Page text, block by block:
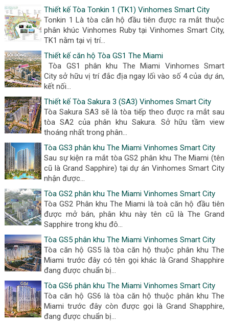
Thiết kế Tòa Tonkin 1 (TK1) Vinhomes Smart City
Tonkin 1 Là tòa căn hộ đầu tiên được ra mắt thuộc
phân khúc Vinhomes Ruby tại Vinhomes Smart City,
TK1 nằm tại vị trí...
Thiết kế căn hộ Tòa GS1 The Miami
Tòa GS1 phân khu The Miami Vinhomes Smart
City sở hữu vị trí đắc địa ngay lối vào số 4 của dự án,
kết nối...
Thiết kế Tòa Sakura 3 (SA3) Vinhomes Smart City
Tòa Sakura SA3 sẽ là tòa tiếp theo được ra mắt sau
tòa SA2 của phân khu Sakura. Sở hữu tầm view
thoáng nhất trong phân...
Tòa GS3 phân khu The Miami Vinhomes Smart City
Sau sự kiện ra mắt tòa GS2 phân khu The Miami (tên
cũ là Grand Sapphire) tại dự án Vinhomes Smart City
nhận được...
Tòa GS2 phân khu The Miami Vinhomes Smart City
Tòa GS2 Phân khu The Miami là toà căn hộ đầu tiên
được mở bán, phân khu này tên cũ là The Grand
Sapphire trong khu đô...
Tòa GS5 phân khu The Miami Vinhomes Smart City
Tòa căn hộ GS5 là tòa căn hộ thuộc phân khu The
Miami trước đây có tên gọi khác là Grand Shapphire
đang được chuẩn bị...
Tòa GS6 phân khu The Miami Vinhomes Smart City
Tòa căn hộ GS6 là tòa căn hộ thuộc phân khu The
Miami trước đây còn được gọi là Grand Shapphire,
đang được chuẩn bị...